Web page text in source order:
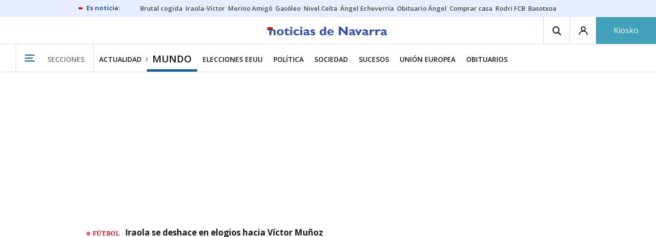
Brutal cogida Iraola-Víctor Merino Amigó Gasóleo Nivel Celta Ángel Echeverría Obituario Ángel Comprar casa Rodri FCB Basotxoa
Kiosko
SECCIONES ACTUALIDAD MUNDO ELECCIONES EEUU POLÍTICA SOCIEDAD SUCESOS UNIÓN EUROPEA OBITUARIOS
FÚTBOL Iraola se deshace en elogios hacia Víctor Muñoz